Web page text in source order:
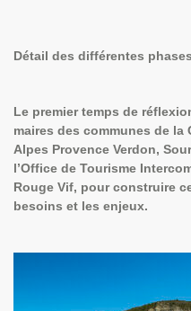
Détail des différentes phases
Le premier temps de
maires des communes de la
Alpes Provence Verdon,
l’Office de Tourisme
Rouge Vif, pour construire
besoins et les enjeux.